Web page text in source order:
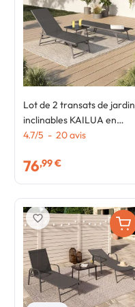
Lot de 2 transats de jardin
inclinables KAILUA en
acier gris anthracite et
4.7/5 - 20avis
76,99 €
favorite_border